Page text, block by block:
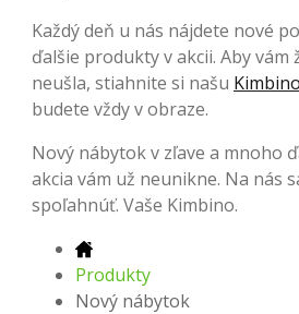
Každý deň u nás nájdete nové
ďalšie produkty v akcii. Aby vám
neušla, stiahnite si našu
budete vždy v obraze.
Nový nábytok v zľave a mnoho
akcia vám už neunikne. Na nás
spoľahnúť. Vaše Kimbino.
Produkty
Nový nábytok